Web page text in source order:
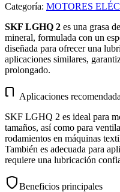
Categoría: MOTORES
SKF LGHQ 2 es una grasa
mineral, formulada con un
diseñada para ofrecer una
aplicaciones similares,
prolongado.
Aplicaciones
SKF LGHQ 2 es ideal para
tamaños, así como para
rodamientos en máquinas
También es adecuada para
requiere una lubricación
Beneficios principales